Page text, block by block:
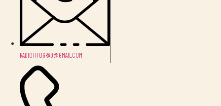
RADIOTITOGRAD@GMAIL.COM